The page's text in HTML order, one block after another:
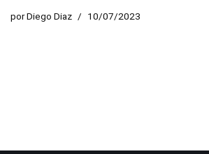
porDiego Diaz 10/07/2023